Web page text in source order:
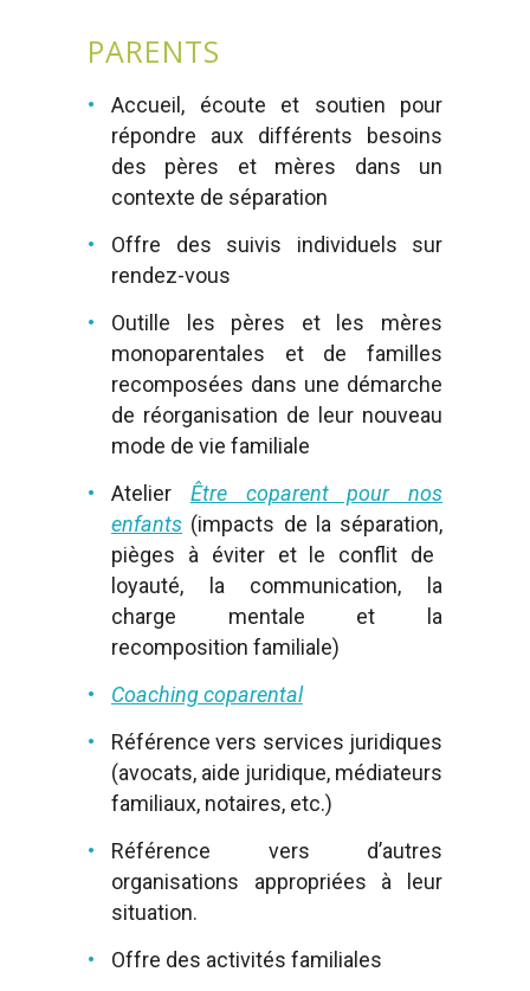
PARENTS
Accueil, écoute et soutien pour
répondre aux différents besoins
des pères et mères dans un
contexte de séparation
Offre des suivis individuels sur
rendez-vous
Outille les pères et les mères
monoparentales et de familles
recomposées dans une démarche
de réorganisation de leur nouveau
mode de vie familiale
Atelier Être coparent pour nos
enfants (impacts de la séparation,
pièges à éviter et le conflit de
loyauté, l a communication, l a
charge mentale et la
recomposition familiale)
Coaching coparental
Référence vers services juridiques
(avocats, aide juridique, médiateurs
familiaux, notaires, etc.)
Référence vers d’autres
organisations appropriées à leur
situation.
Offre des activités familiales